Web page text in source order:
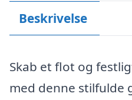
Beskrivelse
Skab et flot og
med denne stilfulde